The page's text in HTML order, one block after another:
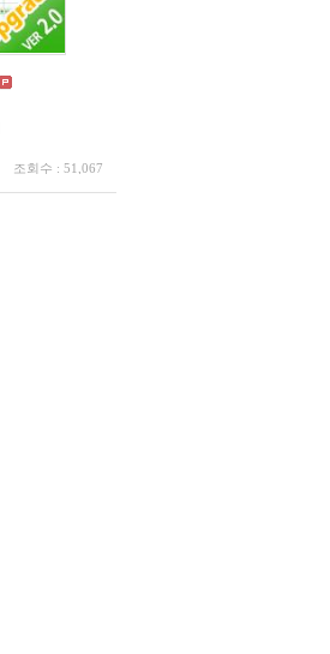
조회수 : 51,067